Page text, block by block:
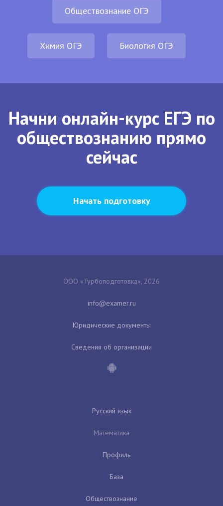
Обществознание ОГЭ
Химия ОГЭ Биология ОГЭ
Начни онлайн-курс ЕГЭ по
обществознанию прямо
сейчас
Начать подготовку
ООО «Турбоподготовка», 2026
Юридические документы
Сведения об организации
Русский язык
Математика
Профиль
База
Обществознание